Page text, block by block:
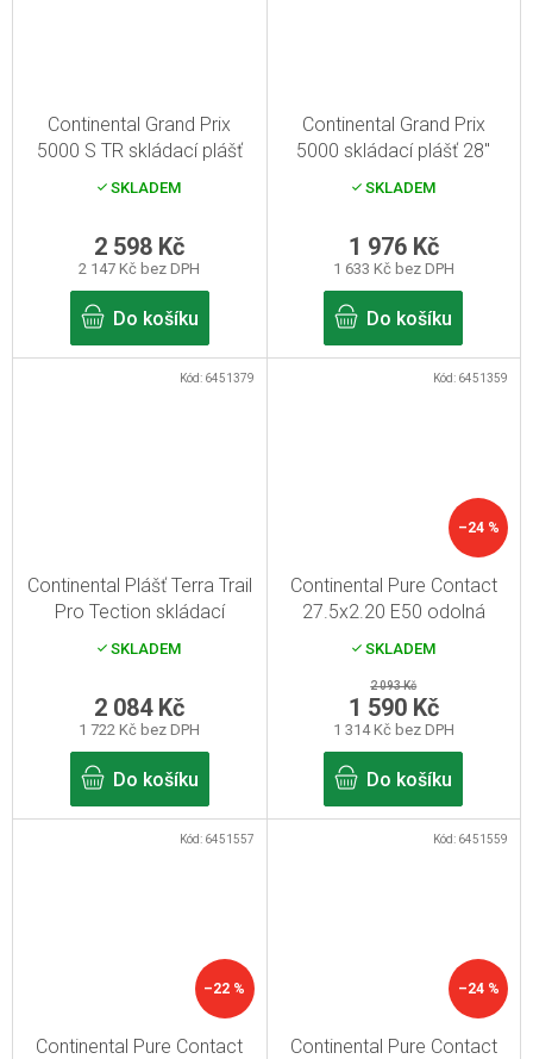
Continental Grand Prix
5000 S TR skládací plášť
pro silniční kolo 28"
SKLADEM
2 147 Kč bez DPH
2 598 Kč
Do košíku
Continental Grand Prix
5000 skládací plášť 28"
700x28C černá Skin
SKLADEM
1 633 Kč bez DPH
1 976 Kč
Do košíku
Continental Plášť Terra Trail
Pro Tection skládací
27.5x1.50" černá Skin
SKLADEM
1 722 Kč bez DPH
2 084 Kč
Do košíku
Kód: 6451379
–24 %
Continental Pure Contact
27.5x2.20 E50 odolná
pneumatika na kolo
SKLADEM
2 093 Kč
1 314 Kč bez DPH
1 590 Kč
Do košíku
Kód: 6451359
–22 %
Continental Pure Contact
Kód: 6451557
–24 %
Continental Pure Contact
Kód: 6451559